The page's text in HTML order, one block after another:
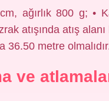
ağırlık 800 g; •
atışında atış
metre
ve